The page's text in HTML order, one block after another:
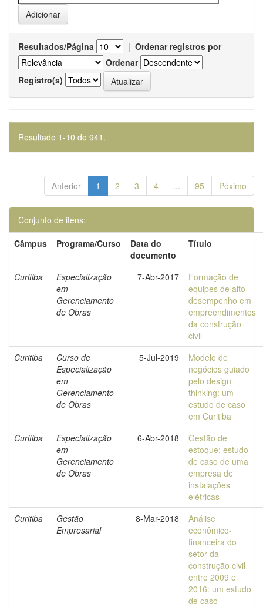
Resultados/Página | Ordenar registros por
Ordenar
Registro(s)
Resultado 1-10 de 941.
Anterior 1 2 3 4 ... 95 Póximo
Conjunto de itens:
Câmpus
Programa/Curso
Data do
documento
Título
Curitiba
Especialização
em
Gerenciamento
de Obras
7-Abr-2017
Formação de
equipes de alto
desempenho em
empreendimentos
da construção
civil
Curitiba
Curso de
Especialização
em
Gerenciamento
de Obras
5-Jul-2019
Modelo de
negócios guiado
pelo design
thinking: um
estudo de caso
em Curitiba
Curitiba
Especialização
em
Gerenciamento
de Obras
6-Abr-2018
Gestão de
estoque: estudo
de caso de uma
empresa de
instalações
elétricas
Curitiba
Gestão
Empresarial
8-Mar-2018
Análise
econômico-
financeira do
setor da
construção civil
entre 2009 e
2016: um estudo
de caso